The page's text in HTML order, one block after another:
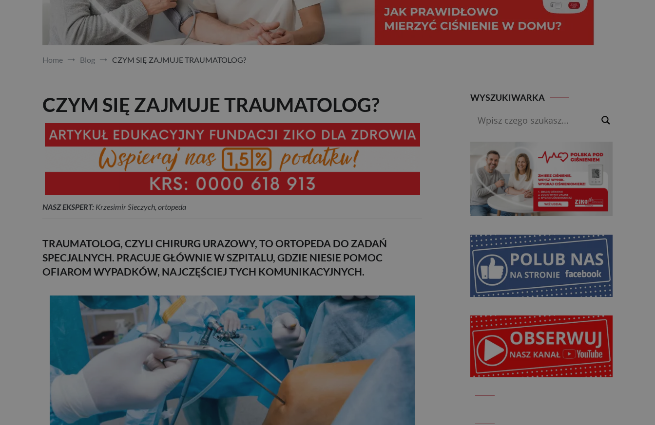
Home Blog CZYM SIĘ ZAJMUJE TRAUMATOLOG?
CZYM SIĘ ZAJMUJE TRAUMATOLOG?
NASZ EKSPERT: Krzesimir Sieczych, ortopeda
TRAUMATOLOG, CZYLI CHIRURG URAZOWY, TO ORTOPEDA DO ZADAŃ
SPECJALNYCH. PRACUJE GŁÓWNIE W SZPITALU, GDZIE NIESIE POMOC
OFIAROM WYPADKÓW, NAJCZĘŚCIEJ TYCH KOMUNIKACYJNYCH.
WYSZUKIWARKA